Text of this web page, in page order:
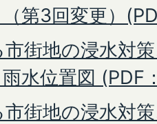
（第3回変更）
街地の浸水対
雨水位置図
街地の浸水対